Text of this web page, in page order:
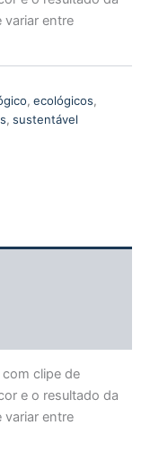
variar entre
, ecológicos,
, sustentável
clipe de
e o resultado da
variar entre